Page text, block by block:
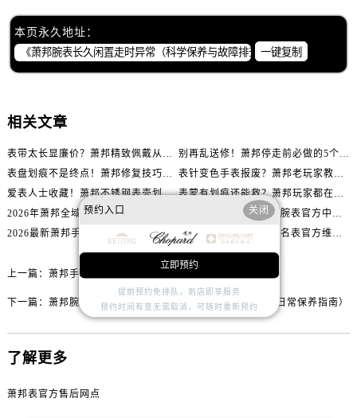
山西省大同市平城区迎宾街萧邦售后服务中心（需提前预约）
山西省忻州市忻府区和平东街与七一南路交叉口萧邦售后服务中心（需提前预约）
山西省阳泉市郊区平阳东街与新城大道交叉口萧邦售后服务中心（需提前预约）
山西省太原市迎泽区迎泽街道解放路15号亨得利名表维修授权店3楼萧邦售后服务中心（需提前预约）
本页永久地址：
一键复制
相关文章
表带太长显廉价？萧邦精致佩戴从调整开始！
别再乱送修！萧邦停走前必做的5个自检步骤
表盘划痕不是终点！萧邦修复技巧助你重拾自信
表针变色手表报废？萧邦老玩家教你正确应对
爱表人士收藏！萧邦不锈钢表壳划痕修复指南
表蒙有划痕还能救？萧邦玩家都在用的修复方法
2026最新Chopard萧邦腕表官方中心网点地址实地探访报告
2026最新萧邦手表官方维修保养点地址考察报告
2026最新Chopard萧邦名表官方维修服务点地址调研报告
上一篇： 萧邦手表表壳破裂原因解析（了解维修与保养关键）
下一篇： 萧邦腕表走时不准处理办法集锦（精准维修技巧与日常保养指南）
了解更多
萧邦表官方售后网点
预约入口 关闭
立即预约
提前预约免排队，到店即享服务
预约时间有变无需取消，可随时重新预约